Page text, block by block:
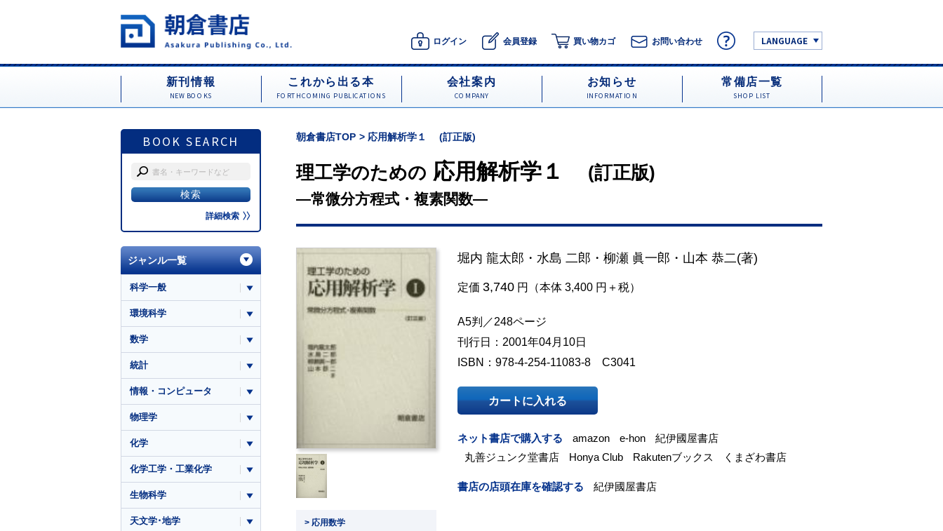
ログイン 会員登録 買い物カゴ お問い合わせ LANGUAGE
新刊情報
NEW BOOKS
これから出る本
FORTHCOMING PUBLICATIONS
会社案内
COMPANY
お知らせ
INFORMATION
常備店一覧
SHOP LIST
BOOK SEARCH
詳細検索
朝倉書店TOP 応用解析学１ (訂正版)
理工学のための 応用解析学１ (訂正版)
―常微分方程式・複素関数―
> 応用数学
堀内 龍太郎 ・ 水島 二郎 ・ 柳瀬 眞一郎 ・ 山本 恭二(著)
定価 3,740 円（本体 3,400 円＋税）
A5判／248ページ
刊行日：2001年04月10日
ISBN：978-4-254-11083-8 C3041
カートに入れる
ネット書店で購入する amazon e-hon
紀伊國屋書店
丸善ジュンク堂書店
Honya Club Rakutenブックス くまざわ書店
書店の店頭在庫を確認する 紀伊國屋書店
ジャンル一覧
科学一般
環境科学
数学
統計
情報・コンピュータ
物理学
化学
化学工学・工業化学
生物科学
天文学･地学